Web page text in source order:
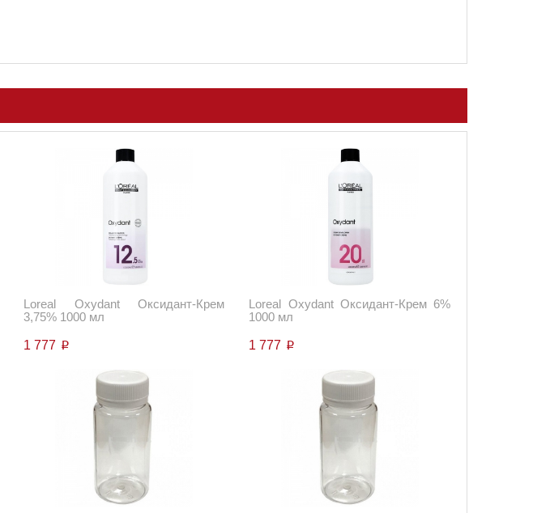
Loreal Oxydant Оксидант-Крем
3,75% 1000 мл
1 777 p
Loreal Oxydant Оксидант-Крем 6%
1000 мл
1 777 p